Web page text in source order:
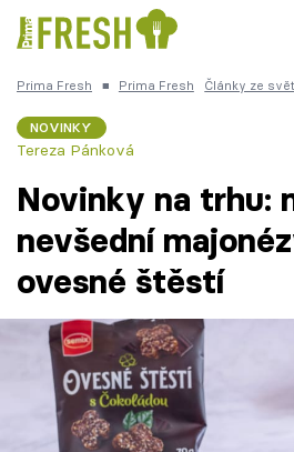
Česká kuchyně
Témata
Recepty
Články
Prima Fresh ■ Prima Fresh Články ze
NOVINKY
Tereza Pánková
Novinky na trhu:
nevšední
ovesné štěstí